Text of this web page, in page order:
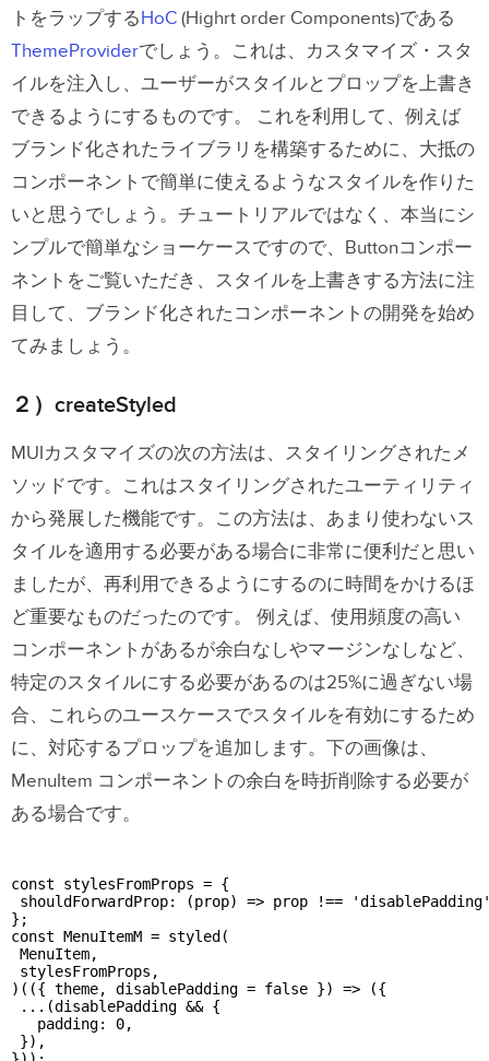
トをラップするHoC (Highrt order Components)である
ThemeProviderでしょう。これは、カスタマイズ・スタ
イルを注入し、ユーザーがスタイルとプロップを上書き
できるようにするものです。
これを利用して、例えば
ブランド化されたライブラリを構築するために、大抵の
コンポーネントで簡単に使えるようなスタイルを作りた
いと思うでしょう。チュートリアルではなく、本当にシ
ンプルで簡単なショーケースですので、Buttonコンポー
ネントをご覧いただき、スタイルを上書きする方法に注
目して、ブランド化されたコンポーネントの開発を始め
てみましょう。
２）createStyled
MUIカスタマイズの次の方法は、スタイリングされたメ
ソッドです。これはスタイリングされたユーティリティ
から発展した機能です。この方法は、あまり使わないス
タイルを適用する必要がある場合に非常に便利だと思い
ましたが、再利用できるようにするのに時間をかけるほ
ど重要なものだったのです。
例えば、使用頻度の高い
コンポーネントがあるが余白なしやマージンなしなど、
特定のスタイルにする必要があるのは25%に過ぎない場
合、これらのユースケースでスタイルを有効にするため
に、対応するプロップを追加します。下の画像は、
MenuItem コンポーネントの余白を時折削除する必要が
ある場合です。
const stylesFromProps = {
shouldForwardProp: (prop) => prop !==
};
const MenuItemM = styled(
MenuItem,
stylesFromProps,
)(({ theme, disablePadding = false }) => ({
...(disablePadding && {
   padding: 0,
}),